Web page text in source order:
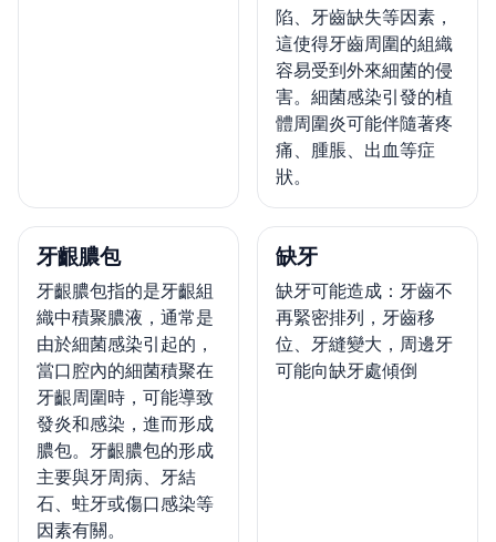
陷、牙齒缺失等因素，
這使得牙齒周圍的組織
容易受到外來細菌的侵
害。細菌感染引發的植
體周圍炎可能伴隨著疼
痛、腫脹、出血等症
狀。
牙齦膿包
牙齦膿包指的是牙齦組
織中積聚膿液，通常是
由於細菌感染引起的，
當口腔內的細菌積聚在
牙齦周圍時，可能導致
發炎和感染，進而形成
膿包。牙齦膿包的形成
主要與牙周病、牙結
石、蛀牙或傷口感染等
因素有關。
缺牙
缺牙可能造成：牙齒不
再緊密排列，牙齒移
位、牙縫變大，周邊牙
可能向缺牙處傾倒